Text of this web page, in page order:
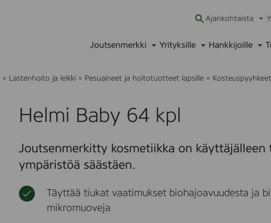
Ajankohtaista
Joutsenmerkki Yrityksille Hankkijoille
» Lastenhoito ja leikki » Pesuaineet ja hoitotuotteet lapsille »
Helmi Baby 64 kpl
Joutsenmerkitty kosmetiikka on
ympäristöä säästäen.
Täyttää tiukat vaatimukset biohajoavuudesta ja
mikromuoveja